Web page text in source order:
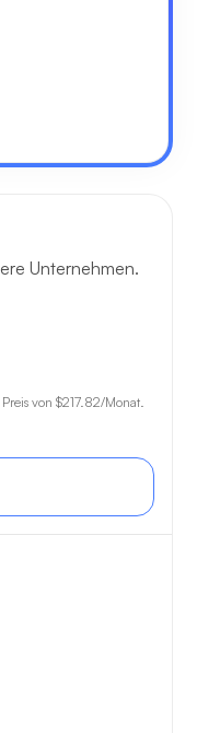
Unternehmen.
von $217.82/Monat.